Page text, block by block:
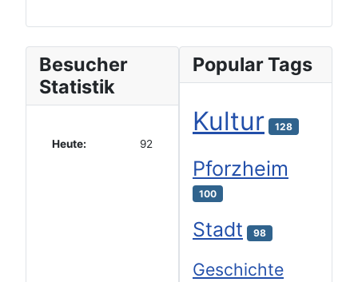
Besucher
Statistik
Heute: 92
Popular Tags
Kultur 128
Pforzheim
100
Stadt 98
Geschichte